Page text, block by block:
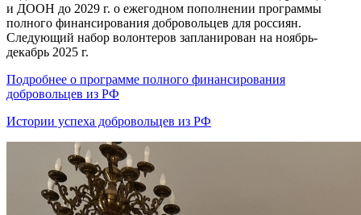
и ДООН до 2029 г. о ежегодном пополнении программы
полного финансирования добровольцев для россиян.
Следующий набор волонтеров запланирован на ноябрь-
декабрь 2025 г.
Подробнее о программе полного финансирования
добровольцев из РФ
Истории успеха добровольцев из РФ